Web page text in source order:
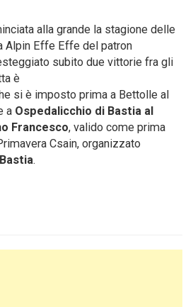
alla grande la stagione delle
Alpin Effe Effe del patron
subito due vittorie fra gli
è
si è imposto prima a Bettolle al
a Ospedalicchio di Bastia al
Francesco, valido come prima
Csain, organizzato
.